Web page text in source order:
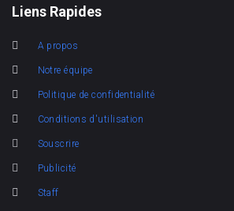
Liens Rapides
A propos
Notre équipe
Politique de confidentialité
Conditions d'utilisation
Souscrire
Publicité
Staff